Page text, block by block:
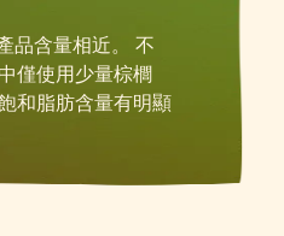
品含量相近。 不
僅使用少量棕櫚
和脂肪含量有明顯